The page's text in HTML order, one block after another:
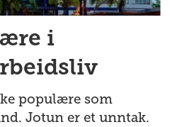
i
populære som
Jotun er et unntak.